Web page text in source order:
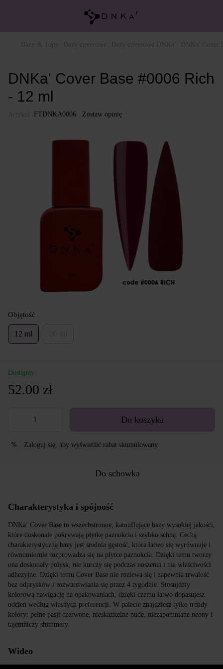
DNKa' Cover Base #0006 Rich
- 12 ml
FTDNKA0006 Zostaw opinię
Objętość
12 ml
Dostępny
52.00 zł
Do koszyka
% Zaloguj się , aby wyświetlić rabat skumulowany
Do schowka
Charakterystyka i spójność
DNKa’ Cover Base to wszechstronne, kamuflujące bazy wysokiej jakości,
które doskonale pokrywają płytkę paznokcia i szybko schną. Cechą
charakterystyczną bazy jest średnia gęstość, która łatwo się wyrównuje i
równomiernie rozprowadza się na płytce paznokcia. Dzięki temu tworzy
ona doskonały połysk, nie kurczy się podczas noszenia i ma właściwości
adhezyjne. Dzięki temu Cover Base nie rozlewa się i zapewnia trwałość
bez odprysków i rozwarstwiania się przez 4 tygodnie. Stosujemy
kolorową nawigację na opakowaniach, dzięki czemu łatwo dopasujesz
odcień według własnych preferencji. W palecie znajdziesz tylko trendy
kolory: pełne pasji czerwone, nieskazitelne nude, niezapomniane neony i
tajemniczy shimmery.
Wideo